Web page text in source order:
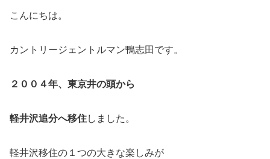
こんにちは。
カントリージェントルマン鴨志田です。
２００４年、東京井の頭から
軽井沢追分へ移住しました。
軽井沢移住の１つの大きな楽しみが